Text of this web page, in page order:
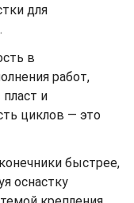
для
в
работ,
и
циклов — это
быстрее,
оснастку